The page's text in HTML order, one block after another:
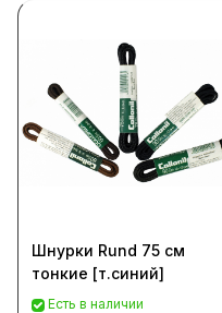
Шнурки Rund 75 см
тонкие [т.синий]
Есть в наличии